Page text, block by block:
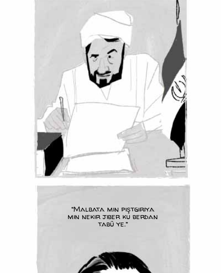
“Malbata min piştgiriya
min nekir jiber ku berdan
tabû ye.”